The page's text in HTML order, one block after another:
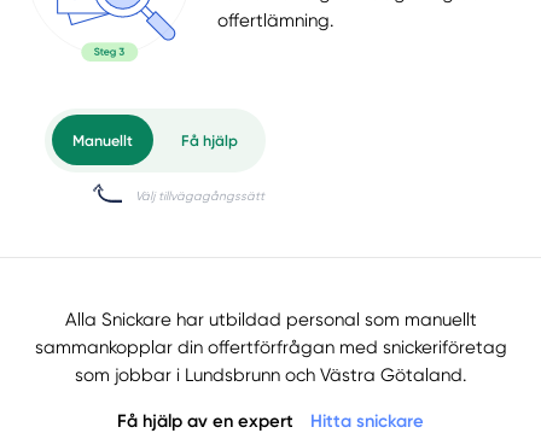
offertlämning.
Alla Snickare har utbildad personal som manuellt
sammankopplar din offertförfrågan med snickeriföretag
som jobbar i Lundsbrunn och Västra Götaland.
Få hjälp av en expert Hitta snickare